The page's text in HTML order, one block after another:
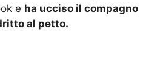
e ha ucciso il compagno
al petto.